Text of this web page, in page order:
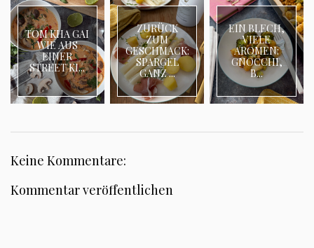
TOM KHA GAI
WIE AUS
EINER
STREET KI...
ZURÜCK
ZUM
GESCHMACK:
SPARGEL
GANZ ...
EIN BLECH,
VIELE
AROMEN:
GNOCCHI,
B...
Keine Kommentare:
Kommentar veröffentlichen